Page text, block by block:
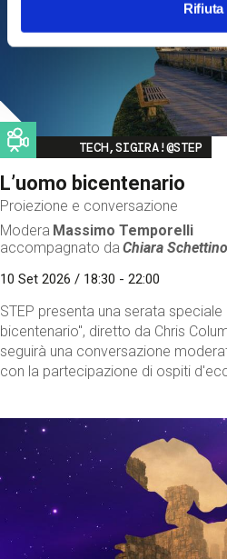
Rifiuta
Image
TECH,SIGIRA!@STEP
L’uomo bicentenario
Proiezione e conversazione
Modera Massimo Temporelli
accompagnato da Chiara
10 Set 2026 / 18:30 - 22:00
STEP presenta una serata
bicentenario", diretto da Chris
seguirà una conversazione
con la partecipazione di ospiti